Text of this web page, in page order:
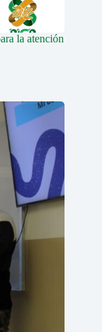
la atención